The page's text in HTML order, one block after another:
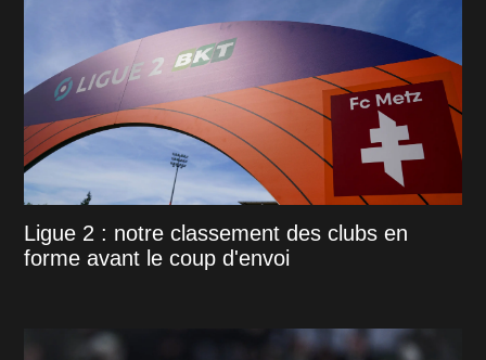
Ligue 2 : notre classement des clubs en
forme avant le coup d'envoi